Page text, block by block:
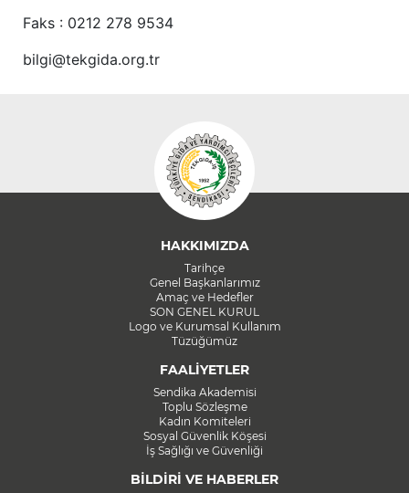
Faks : 0212 278 9534
bilgi@tekgida.org.tr
HAKKIMIZDA
Tarihçe
Genel Başkanlarımız
Amaç ve Hedefler
SON GENEL KURUL
Logo ve Kurumsal Kullanım
Tüzüğümüz
FAALİYETLER
Sendika Akademisi
Toplu Sözleşme
Kadın Komiteleri
Sosyal Güvenlik Köşesi
İş Sağlığı ve Güvenliği
BİLDİRİ VE HABERLER